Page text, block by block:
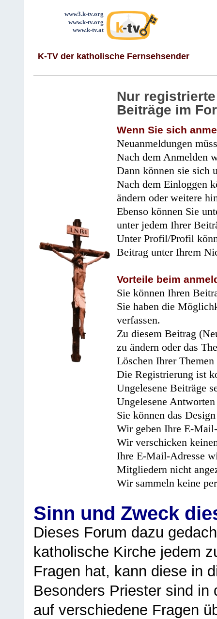
www3.k-tv.org
www.k-tv.org
www.k-tv.at
K-TV der katholische Fernsehsender
Nur
Beiträge im
Wenn Sie sich
Neuanmeldungen
Nach dem Anmelden
Dann können sie sich
Nach dem Einloggen
ändern oder weitere
Ebenso können Sie
unter jedem Ihrer
Unter Profil/Profil
Beitrag unter Ihrem
Vorteile beim
Sie können Ihren
Sie haben die
verfassen.
Zu diesem Beitrag
zu ändern oder das
Löschen Ihrer
Die Registrierung ist
Ungelesene Beiträge
Ungelesene
Sie können das
Wir geben Ihre E-
Wir verschicken
Ihre E-Mail-Adresse
Mitgliedern nicht
Wir sammeln keine
Sinn und Zweck
Dieses Forum dazu
katholische Kirche jedem
Fragen hat, kann diese in
Besonders Priester sind in
auf verschiedene Fragen